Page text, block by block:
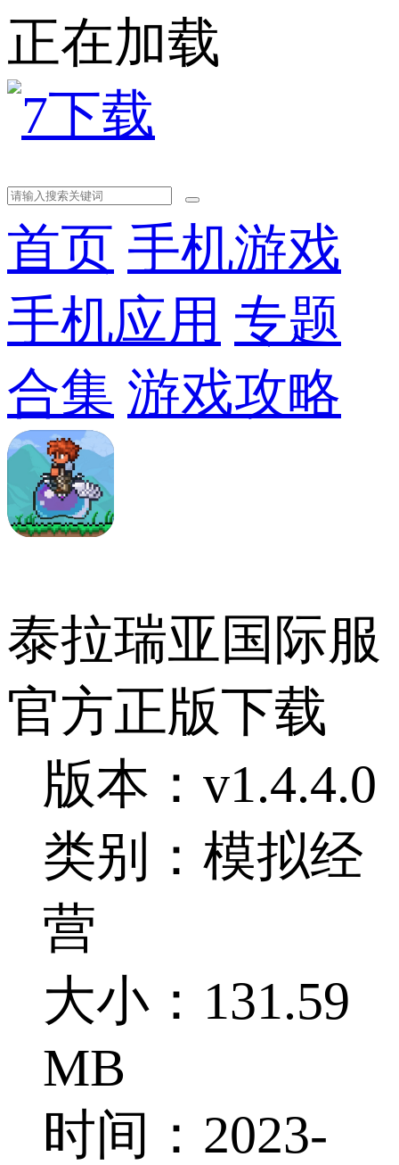
正在加载
首页 手机游戏
手机应用 专题
合集 游戏攻略
泰拉瑞亚国际服
官方正版下载
版本：v1.4.4.0
类别：模拟经
营
大小：131.59
MB
时间：2023-